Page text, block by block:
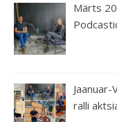
Märts
ralli